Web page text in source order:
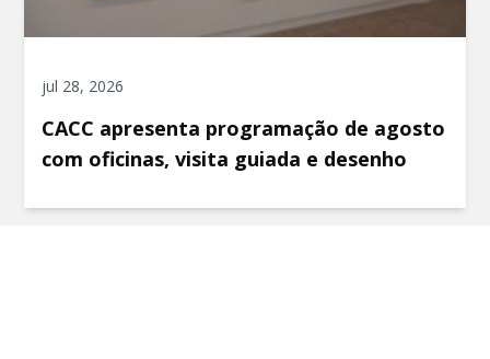
jul 28, 2026
CACC apresenta programação de agosto
com oficinas, visita guiada e desenho